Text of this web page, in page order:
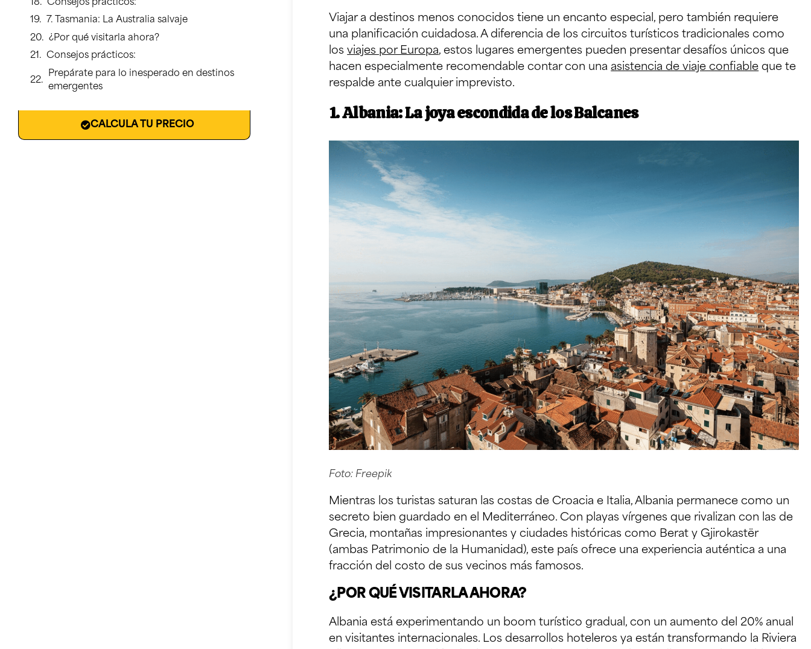
Consejos prácticos:
7. Tasmania: La Australia salvaje
¿Por qué visitarla ahora?
Consejos prácticos:
Prepárate para lo inesperado en destinos
emergentes
CALCULA TU PRECIO
Viajar a destinos menos conocidos tiene un encanto especial, pero también requiere
una planificación cuidadosa. A diferencia de los circuitos turísticos tradicionales como
losviajes por Europa, estos lugares emergentes pueden presentar desafíos únicos que
hacen especialmente recomendable contar con unaasistencia de viaje confiable que te
respalde ante cualquier imprevisto.
1. Albania: La joya escondida de los Balcanes
Foto: Freepik
Mientras los turistas saturan las costas de Croacia e Italia, Albania permanece como un
secreto bien guardado en el Mediterráneo. Con playas vírgenes que rivalizan con las de
Grecia, montañas impresionantes y ciudades históricas como Berat y Gjirokastër
(ambas Patrimonio de la Humanidad), este país ofrece una experiencia auténtica a una
fracción del costo de sus vecinos más famosos.
¿POR QUÉ VISITARLA AHORA?
Albania está experimentando un boom turístico gradual, con un aumento del 20% anual
en visitantes internacionales. Los desarrollos hoteleros ya están transformando la Riviera